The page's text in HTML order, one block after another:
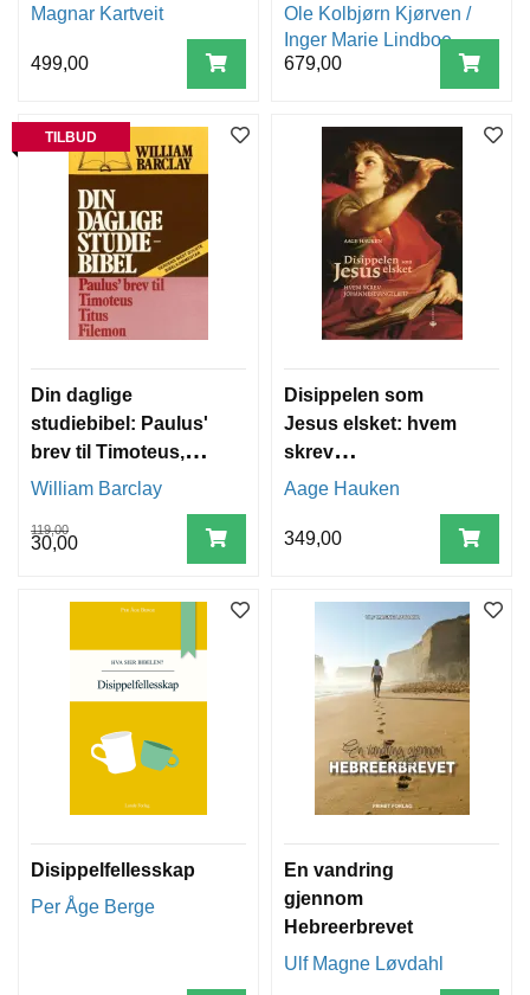
Magnar Kartveit
499,00
Ole Kolbjørn Kjørven /
Inger Marie Lindboe
679,00
TILBUD
Din daglige
studiebibel: Paulus'
brev til Timoteus,
Titus, Filemon
William Barclay
119,00
30,00
Disippelen som
Jesus elsket: hvem
skrev
Johannesevangeliet
Aage Hauken
349,00
Disippelfellesskap
Per Åge Berge
En vandring
gjennom
Hebreerbrevet
Ulf Magne Løvdahl